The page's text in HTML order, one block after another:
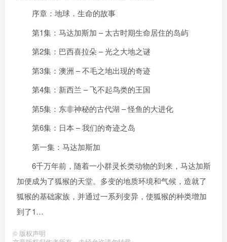
序章：地球．生命的故事
第1集：马达加斯加 – 太古时期生命居住的岛屿
第2集：巴西喜拉朵 – 光之大地之谜
第3集：澳洲 – 不毛之地出现的奇迹
第4集：新西兰 – 飞不起鸟类的王国
第5集：东非神秘的古代湖 – 怪鱼的大进化
第6集：日本 – 我们的奇迹之岛
第一集：马达加斯加
6千万年前，随着一小群灵长类动物的到来，马达加斯
加便成为了狐猴的天堂。多变的地质环境和气候，造就了
狐猴的基础家族，并通过一系列变异，使狐猴的种类增加
到了1…
© 版权声明